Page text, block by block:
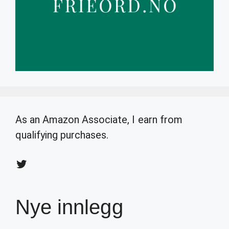
As an Amazon Associate, I earn from
qualifying purchases.
Twitter
Nye innlegg